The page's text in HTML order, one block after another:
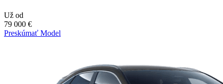
Už od
79 000 €
Preskúmať Model